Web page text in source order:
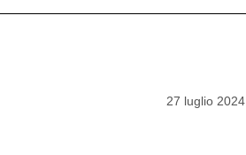
27 luglio 2024